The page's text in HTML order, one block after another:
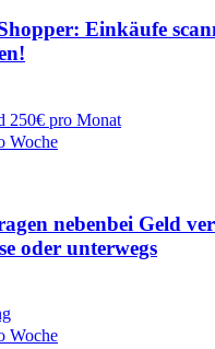
Einkäufe
250€ pro Monat
Woche
nebenbei Geld
oder unterwegs
Woche